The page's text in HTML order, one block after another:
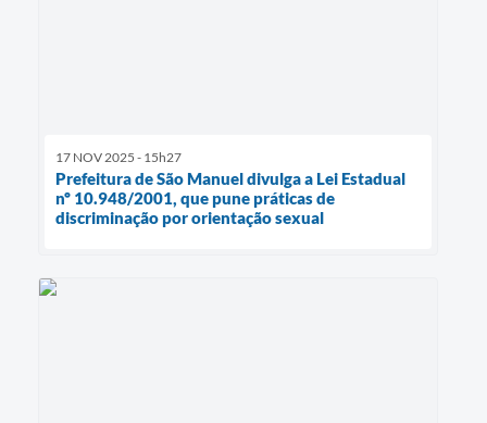
17 NOV 2025 - 15h27
Prefeitura de São Manuel divulga a Lei Estadual
nº 10.948/2001, que pune práticas de
discriminação por orientação sexual